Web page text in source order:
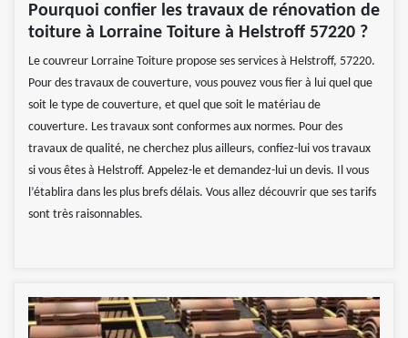
Pourquoi confier les travaux de rénovation de
toiture à Lorraine Toiture à Helstroff 57220 ?
Le couvreur Lorraine Toiture propose ses services à Helstroff, 57220.
Pour des travaux de couverture, vous pouvez vous fier à lui quel que
soit le type de couverture, et quel que soit le matériau de
couverture. Les travaux sont conformes aux normes. Pour des
travaux de qualité, ne cherchez plus ailleurs, confiez-lui vos travaux
si vous êtes à Helstroff. Appelez-le et demandez-lui un devis. Il vous
l’établira dans les plus brefs délais. Vous allez découvrir que ses tarifs
sont très raisonnables.